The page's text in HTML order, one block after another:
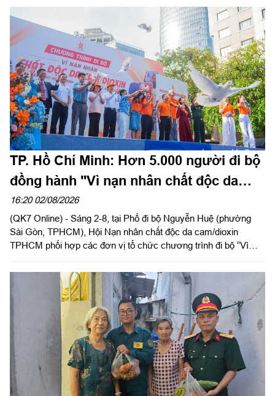
Quân khu, Đại tá Trần Hữu Nhân, Phó Tham mưu trưởng Quân
khu và đoàn công tác tiến hành kiểm tra Bộ Tư lệnh Thành phố
Hồ Chí Minh. Thiếu tướng Phan Quốc Việt, Phó Tư lệnh, Tham
mưu trưởng Bộ Tư lệnh Thành phố và cơ quan Bộ Tư lệnh
Thành phố làm việc với đoàn.
TP. Hồ Chí Minh: Hơn 5.000 người đi bộ
đồng hành "Vì nạn nhân chất độc da
cam"
16:20 02/08/2026
(QK7 Online) - Sáng 2-8, tại Phố đi bộ Nguyễn Huệ (phường
Sài Gòn, TPHCM), Hội Nạn nhân chất độc da cam/dioxin
TPHCM phối hợp các đơn vị tổ chức chương trình đi bộ “Vì
năm Ngày Thảm họa da cam ở Việt Nam (10-8-1961 - 10-8-